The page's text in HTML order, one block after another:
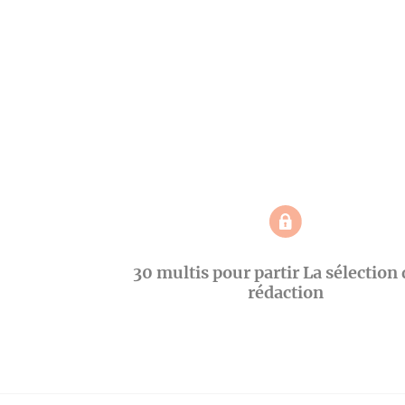
30 multis pour partir La sélection
rédaction